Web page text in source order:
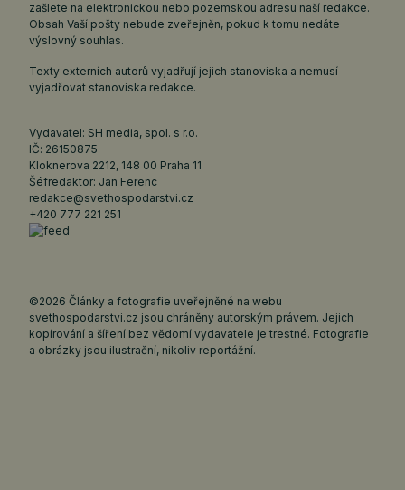
zašlete na elektronickou nebo pozemskou adresu naší redakce.
Obsah Vaší pošty nebude zveřejněn, pokud k tomu nedáte
výslovný souhlas.
Texty externích autorů vyjadřují jejich stanoviska a nemusí
vyjadřovat stanoviska redakce.
Vydavatel: SH media, spol. s r.o.
IČ: 26150875
Kloknerova 2212, 148 00 Praha 11
Šéfredaktor: Jan Ferenc
redakce@svethospodarstvi.cz
+420 777 221 251
©2026 Články a fotografie uveřejněné na webu
svethospodarstvi.cz jsou chráněny autorským právem. Jejich
kopírování a šíření bez vědomí vydavatele je trestné. Fotografie
a obrázky jsou ilustrační, nikoliv reportážní.